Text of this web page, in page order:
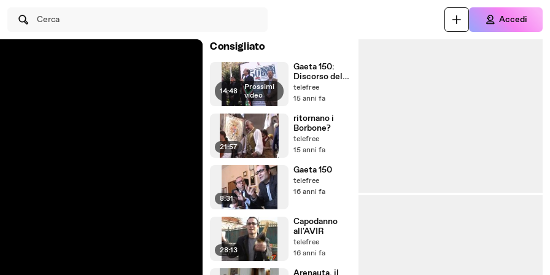
Cerca Accedi
Consigliato
14:48 | Prossimi
video
Gaeta 150:
Discorso del
sindaco
telefree
15 anni fa
21:57
ritornano i
Borbone?
telefree
15 anni fa
8:31
Gaeta 150
telefree
16 anni fa
28:13
Capodanno
all'AVIR
telefree
16 anni fa